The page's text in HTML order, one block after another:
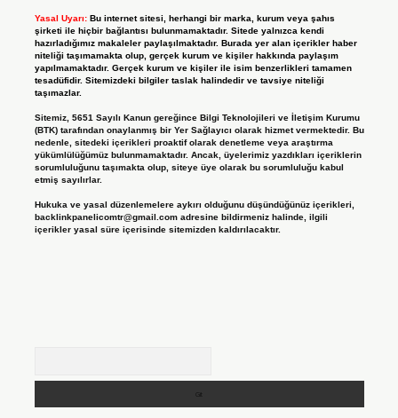
Yasal Uyarı: Bu internet sitesi, herhangi bir marka, kurum veya şahıs
şirketi ile hiçbir bağlantısı bulunmamaktadır. Sitede yalnızca kendi
hazırladığımız makaleler paylaşılmaktadır. Burada yer alan içerikler haber
niteliği taşımamakta olup, gerçek kurum ve kişiler hakkında paylaşım
yapılmamaktadır. Gerçek kurum ve kişiler ile isim benzerlikleri tamamen
tesadüfidir. Sitemizdeki bilgiler taslak halindedir ve tavsiye niteliği
taşımazlar.
Sitemiz, 5651 Sayılı Kanun gereğince Bilgi Teknolojileri ve İletişim Kurumu
(BTK) tarafından onaylanmış bir Yer Sağlayıcı olarak hizmet vermektedir. Bu
nedenle, sitedeki içerikleri proaktif olarak denetleme veya araştırma
yükümlülüğümüz bulunmamaktadır. Ancak, üyelerimiz yazdıkları içeriklerin
sorumluluğunu taşımakta olup, siteye üye olarak bu sorumluluğu kabul
etmiş sayılırlar.
Hukuka ve yasal düzenlemelere aykırı olduğunu düşündüğünüz içerikleri,
backlinkpanelicomtr@gmail.comadresine bildirmeniz halinde, ilgili
içerikler yasal süre içerisinde sitemizden kaldırılacaktır.